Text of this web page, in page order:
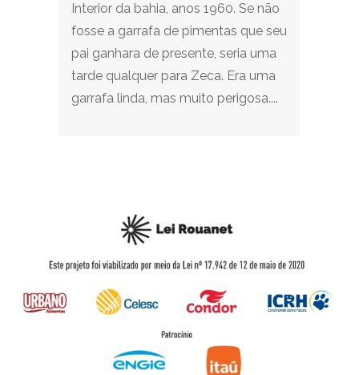
Interior da bahia, anos 1960. Se não
fosse a garrafa de pimentas que seu
pai ganhara de presente, seria uma
tarde qualquer para Zeca. Era uma
garrafa linda, mas muito perigosa....